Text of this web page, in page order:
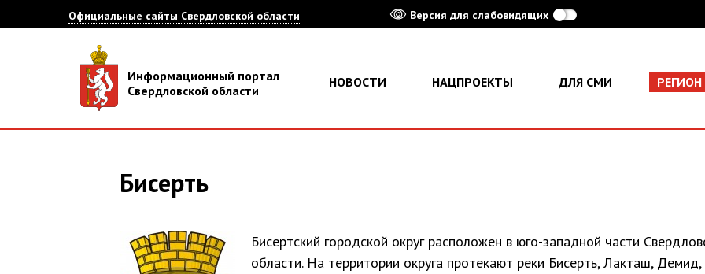
Официальные сайты Свердловской области Версия для слабовидящих
Информационный портал
Свердловской области
НОВОСТИ НАЦПРОЕКТЫ ДЛЯ СМИ РЕГИОН
Бисерть
Бисертский городской округ расположен в юго-западной части
области. На территории округа протекают реки Бисерть, Лакташ, Демид,